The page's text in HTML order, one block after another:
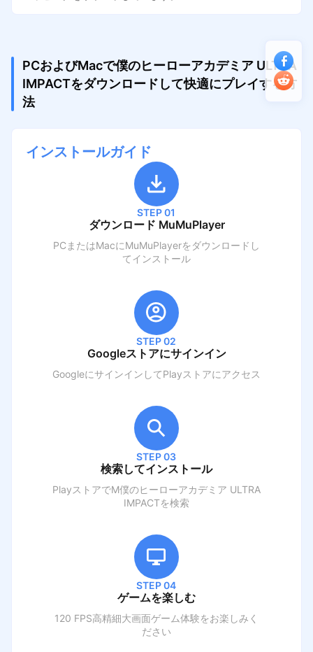
PCおよびMacで僕のヒーローアカデミア ULTRA
IMPACTをダウンロードして快適にプレイする方
法
インストールガイド
STEP 01
ダウンロード MuMuPlayer
PCまたはMacにMuMuPlayerをダウンロードし
てインストール
STEP 02
Googleストアにサインイン
GoogleにサインインしてPlayストアにアクセス
STEP 03
検索してインストール
PlayストアでM僕のヒーローアカデミア ULTRA
IMPACTを検索
STEP 04
ゲームを楽しむ
120 FPS高精細大画面ゲーム体験をお楽しみく
ださい